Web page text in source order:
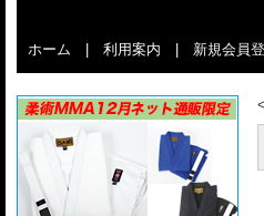
ホーム 利用案内 新規会員
<